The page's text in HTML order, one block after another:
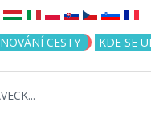
CESTY KDE SE